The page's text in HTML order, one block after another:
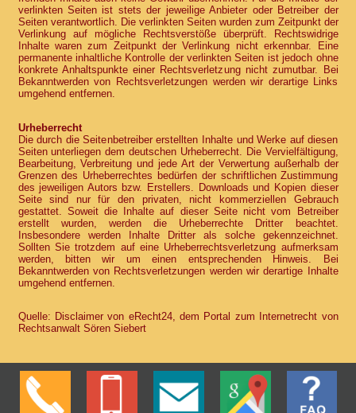
verlinkten Seiten ist stets der jeweilige Anbieter oder Betreiber der
Seiten verantwortlich. Die verlinkten Seiten wurden zum Zeitpunkt der
Verlinkung auf mögliche Rechtsverstöße überprüft. Rechtswidrige
Inhalte waren zum Zeitpunkt der Verlinkung nicht erkennbar. Eine
permanente inhaltliche Kontrolle der verlinkten Seiten ist jedoch ohne
konkrete Anhaltspunkte einer Rechtsverletzung nicht zumutbar. Bei
Bekanntwerden von Rechtsverletzungen werden wir derartige Links
umgehend entfernen.
Urheberrecht
Die durch die Seitenbetreiber erstellten Inhalte und Werke auf diesen
Seiten unterliegen dem deutschen Urheberrecht. Die Vervielfältigung,
Bearbeitung, Verbreitung und jede Art der Verwertung außerhalb der
Grenzen des Urheberrechtes bedürfen der schriftlichen Zustimmung
des jeweiligen Autors bzw. Erstellers. Downloads und Kopien dieser
Seite sind nur für den privaten, nicht kommerziellen Gebrauch
gestattet. Soweit die Inhalte auf dieser Seite nicht vom Betreiber
erstellt wurden, werden die Urheberrechte Dritter beachtet.
Insbesondere werden Inhalte Dritter als solche gekennzeichnet.
Sollten Sie trotzdem auf eine Urheberrechtsverletzung aufmerksam
werden, bitten wir um einen entsprechenden Hinweis. Bei
Bekanntwerden von Rechtsverletzungen werden wir derartige Inhalte
umgehend entfernen.
Quelle: Disclaimer von eRecht24, dem Portal zum Internetrecht von
Rechtsanwalt Sören Siebert